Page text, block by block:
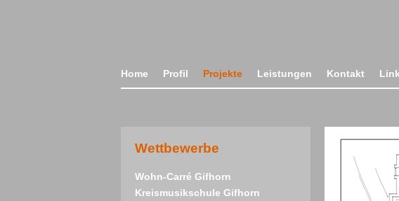
Home Profil Projekte Leistungen Kontakt
Wettbewerbe
Wohn-Carré Gifhorn
Kreismusikschule Gifhorn